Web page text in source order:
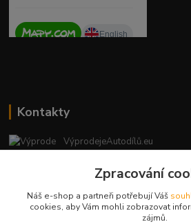
Kontakty
VýprodejeAutodílů.eu
+420 792 217 851
(Po-Pá, 9-16 hod.)
vyprodejeautodilu@centrum.cz
Zpracování
Náš e-shop a partneři potřebují Váš
cookies, aby Vám mohli zobrazovat
zájmů.